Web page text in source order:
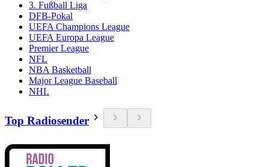
3. Fußball Liga
DFB-Pokal
UEFA Champions League
UEFA Europa League
Premier League
NFL
NBA Basketball
Major League Baseball
NHL
Top Radiosender